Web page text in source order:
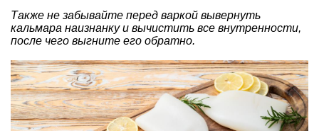
Также не забывайте перед варкой вывернуть
кальмара наизнанку и вычистить все внутренности,
после чего выгните его обратно.